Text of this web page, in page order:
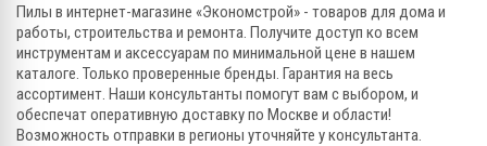
Пилы в интернет-магазине «Экономстрой» - товаров для дома и
работы, строительства и ремонта. Получите доступ ко всем
инструментам и аксессуарам по минимальной цене в нашем
каталоге. Только проверенные бренды. Гарантия на весь
ассортимент. Наши консультанты помогут вам с выбором, и
обеспечат оперативную доставку по Москве и области!
Возможность отправки в регионы уточняйте у консультанта.